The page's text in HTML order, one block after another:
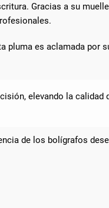
Gracias a su
pluma es aclamada por
elevando la calidad
de los bolígrafos